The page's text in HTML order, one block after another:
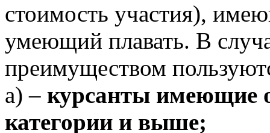
стоимость участия),
умеющий плавать. В
преимуществом
а) – курсанты имеющие
категории и выше;